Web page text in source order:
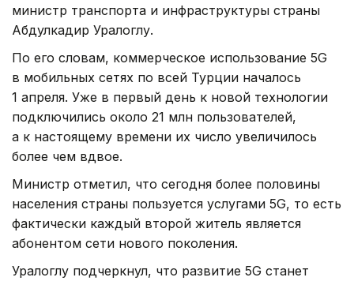
министр транспорта и инфраструктуры страны
Абдулкадир Уралоглу.
По его словам, коммерческое использование 5G
в мобильных сетях по всей Турции началось
1 апреля. Уже в первый день к новой технологии
подключились около 21 млн пользователей,
а к настоящему времени их число увеличилось
более чем вдвое.
Министр отметил, что сегодня более половины
населения страны пользуется услугами 5G, то есть
фактически каждый второй житель является
абонентом сети нового поколения.
Уралоглу подчеркнул, что развитие 5G станет